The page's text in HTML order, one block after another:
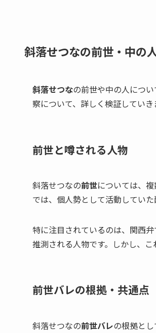
斜落せつなの前世・中の
斜落せつなの前世や中の人につ
察について、詳しく検証していき
前世と噂される人物
斜落せつなの前世については、
では、個人勢として活動してい
特に注目されているのは、関西
推測される人物です。しかし、
前世バレの根拠・共通点
斜落せつなの前世バレの根拠と